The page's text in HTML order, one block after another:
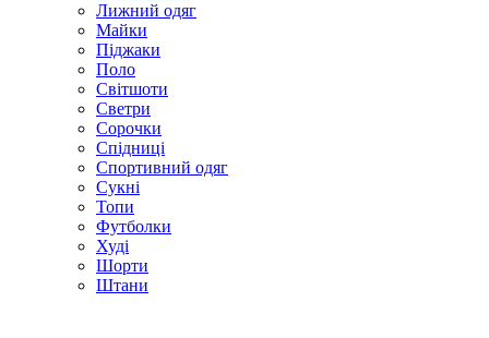
Лижний одяг
Майки
Піджаки
Поло
Світшоти
Светри
Сорочки
Спідниці
Спортивний одяг
Сукні
Топи
Футболки
Худі
Шорти
Штани